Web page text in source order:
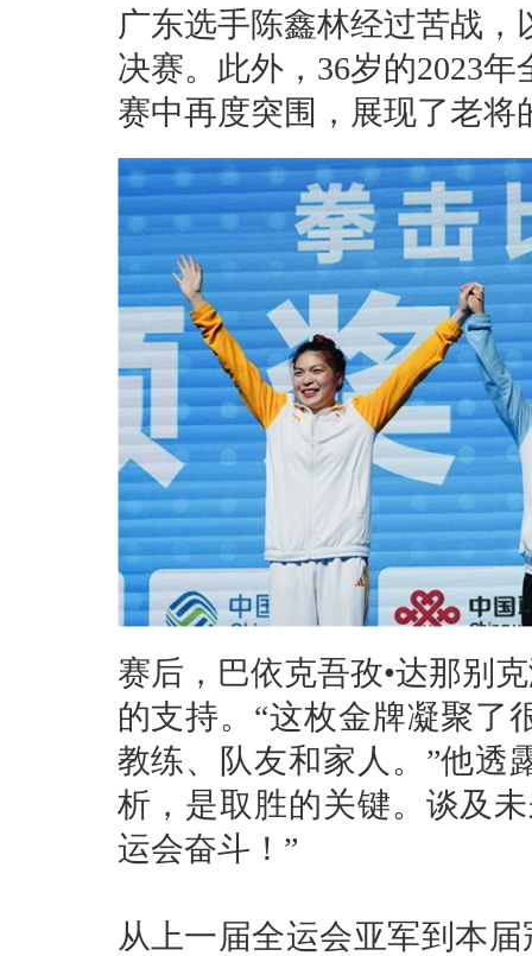
广东选手陈鑫林经过苦战
决赛。此外，36岁的2023
赛中再度突围，展现了老将
赛后，巴依克吾孜•达那别
的支持。“这枚金牌凝聚了
教练、队友和家人。”他透
析，是取胜的关键。谈及
运会奋斗！”
从上一届全运会亚军到本